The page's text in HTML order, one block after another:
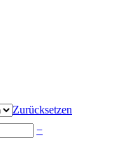
Zurücksetzen
−